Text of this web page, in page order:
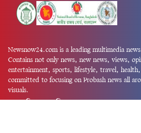
Newsnow24.com is a leading multimedia
Contains not only news, new news, views,
entertainment, sports, lifestyle, travel,
committed to focusing on Probash news all
visuals.
তথ্য অধিদফতরের নিবন্ধন নম্বর :১৩৫